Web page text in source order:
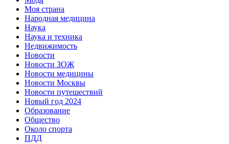
Моя страна
Народная медицина
Наука
Наука и техника
Недвижимость
Новости
Новости ЗОЖ
Новости медицины
Новости Москвы
Новости путешествий
Новый год 2024
Образование
Общество
Около спорта
ПДД